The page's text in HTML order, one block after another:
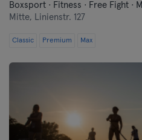
Mitte, Linienstr. 127
Classic Premium Max